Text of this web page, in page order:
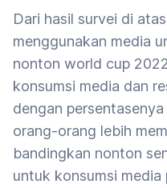
Dari hasil survei di
menggunakan media
nonton world cup
konsumsi media dan
dengan
orang-orang lebih
bandingkan nonton
untuk konsumsi